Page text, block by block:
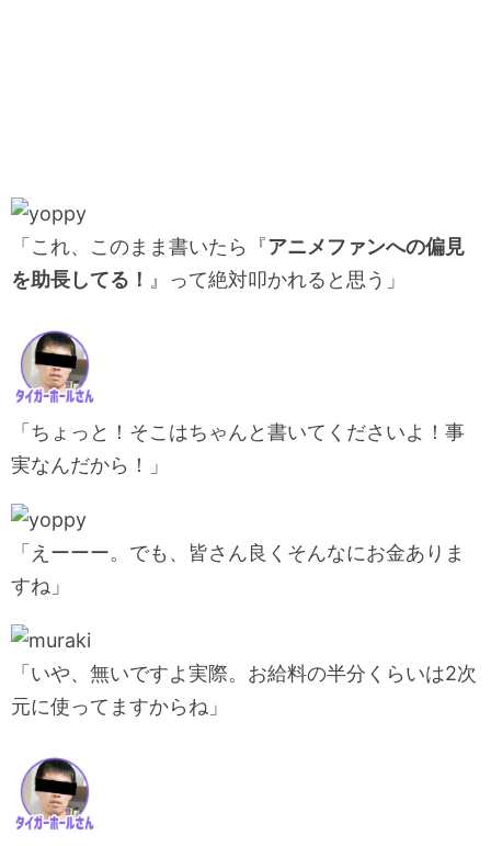
「これ、このまま書いたら『アニメファンへの偏見
を助長してる！ 』って絶対叩かれると思う」
「ちょっと！そこはちゃんと書いてくださいよ！事
実なんだから！」
「えーーー。でも、皆さん良くそんなにお金ありま
すね」
「いや、無いですよ実際。お給料の半分くらいは2次
元に使ってますからね」